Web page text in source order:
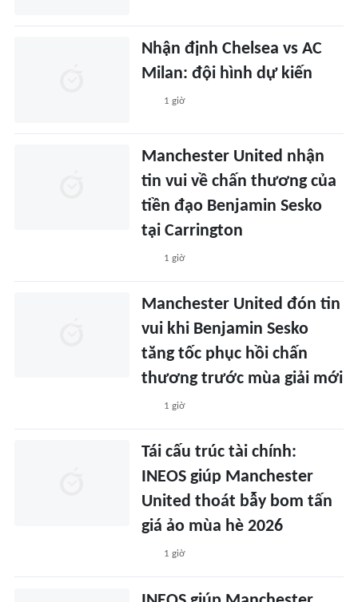
Nhận định Chelsea vs AC
Milan: đội hình dự kiến
1 giờ
Manchester United nhận
tin vui về chấn thương của
tiền đạo Benjamin Sesko
tại Carrington
1 giờ
Manchester United đón tin
vui khi Benjamin Sesko
tăng tốc phục hồi chấn
thương trước mùa giải mới
1 giờ
Tái cấu trúc tài chính:
INEOS giúp Manchester
United thoát bẫy bom tấn
giá ảo mùa hè 2026
1 giờ